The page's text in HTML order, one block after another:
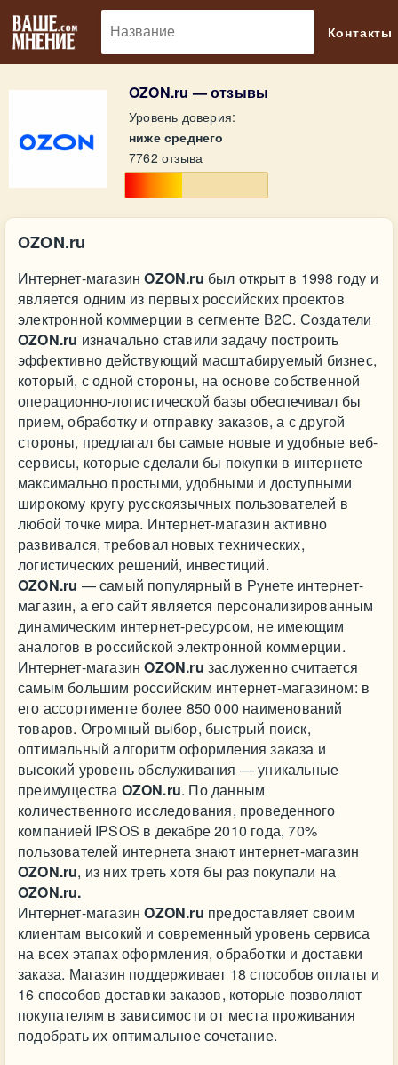
Контакты
OZON.ru — отзывы
Уровень доверия:
ниже среднего
7762 отзыва
OZON.ru
Интернет-магазинOZON.ru был открыт в 1998 году и
является одним из первых российских проектов
электронной коммерции в сегменте В2С. Создатели
OZON.ru изначально ставили задачу построить
эффективно действующий масштабируемый бизнес,
который, с одной стороны, на основе собственной
операционно-логистической базы обеспечивал бы
прием, обработку и отправку заказов, а с другой
стороны, предлагал бы самые новые и удобные веб-
сервисы, которые сделали бы покупки в интернете
максимально простыми, удобными и доступными
широкому кругу русскоязычных пользователей в
любой точке мира. Интернет-магазин активно
развивался, требовал новых технических,
логистических решений, инвестиций.
OZON.ru — самый популярный в Рунете интернет-
магазин, а его сайт является персонализированным
динамическим интернет-ресурсом, не имеющим
аналогов в российской электронной коммерции.
Интернет-магазинOZON.ru заслуженно считается
самым большим российским интернет-магазином: в
его ассортименте более 850 000 наименований
товаров. Огромный выбор, быстрый поиск,
оптимальный алгоритм оформления заказа и
высокий уровень обслуживания — уникальные
преимущества OZON.ru. По данным
количественного исследования, проведенного
компанией IPSOS в декабре 2010 года, 70%
пользователей интернета знают интернет-магазин
OZON.ru, из них треть хотя бы раз покупали на
OZON.ru.
Интернет-магазин OZON.ru предоставляет своим
клиентам высокий и современный уровень сервиса
на всех этапах оформления, обработки и доставки
заказа. Магазин поддерживает 18 способов оплаты и
16 способов доставки заказов, которые позволяют
покупателям в зависимости от места проживания
подобрать их оптимальное сочетание.